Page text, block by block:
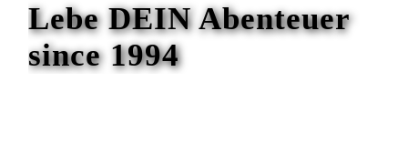
Lebe DEIN Abenteuer
since 1994